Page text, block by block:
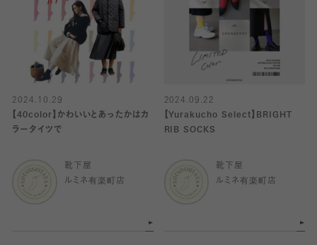
2024.10.29
【40color】かわいいとあったかはカ
ラータイツで
靴下屋
ルミネ有楽町店
2024.09.22
【Yurakucho Select】BRIGHT
RIB SOCKS
靴下屋
ルミネ有楽町店